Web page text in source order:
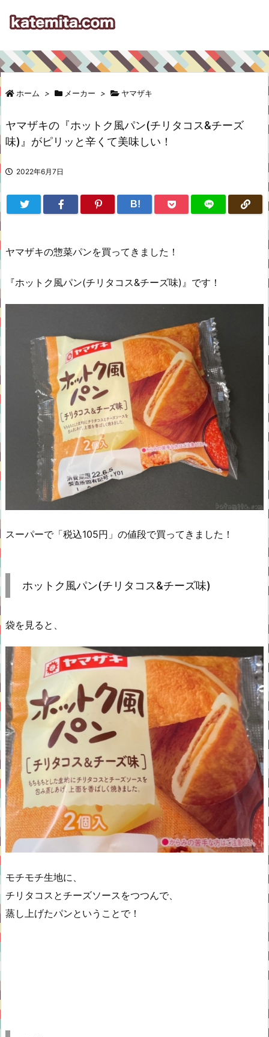
ホーム > メーカー > ヤマザキ
ヤマザキの『ホットク風パン(チリタコス&チーズ
味)』がピリッと辛くて美味しい！
2022年6月7日
B!
ヤマザキの惣菜パンを買ってきました！
『ホットク風パン(チリタコス&チーズ味)』です！
スーパーで「税込105円」の値段で買ってきました！
ホットク風パン(チリタコス&チーズ味)
袋を見ると、
モチモチ生地に、
チリタコスとチーズソースをつつんで、
蒸し上げたパンということで！